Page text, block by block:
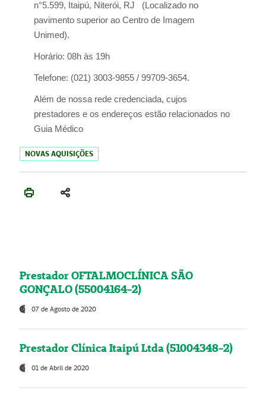
n°5.599, Itaipú, Niterói, RJ (Localizado no
pavimento superior ao Centro de Imagem
Unimed).
Horário: 08h às 19h
Telefone: (021) 3003-9855 / 99709-3654.
Além de nossa rede credenciada, cujos
prestadores e os endereços estão relacionados no
Guia Médico
NOVAS AQUISIÇÕES
Prestador OFTALMOCLÍNICA SÃO
GONÇALO (55004164-2)
07 de Agosto de 2020
Prestador Clínica Itaipú Ltda (51004348-2)
01 de Abril de 2020